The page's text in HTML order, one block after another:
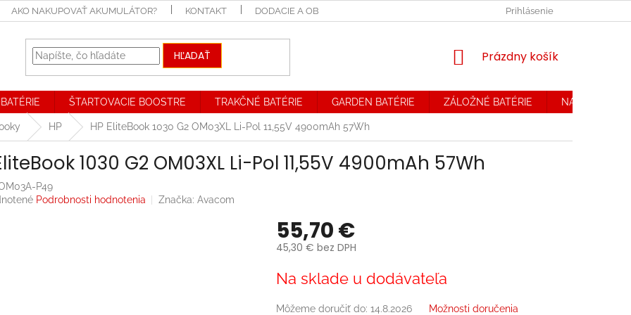
AKO NAKUPOVAŤ AKUMULÁTOR? KONTAKT DODACIE A OBCHODNÉ PODMIENKY. REKLAMAČNÝ PORIADOKPrihlásenie
HĽADAŤ
NÁKUPNÝ
Prázdny košík
ŠTARTOVACIE BOOSTRE TRAKČNÉ BATÉRIE GARDEN BATÉRIE ZÁLOŽNÉ BATÉRIE NABÍJAČKY
HP HP EliteBook 1030 G2 OM03XL Li-Pol 11,55V 4900mAh 57Wh
1030 G2 OM03XL Li-Pol 11,55V 4900mAh 57Wh
P49
Podrobnosti hodnotenia Značka: Avacom
55,70 €
45,30 € bez DPH
cena:
Na sklade u dodávateľa
Môžeme doručiť do: 14.8.2026 Možnosti doručenia